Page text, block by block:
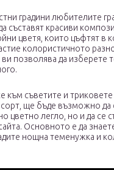
градини любителите
съставят красиви
цветя, които цъфтят в
колористичното
ви позволява да изберете
към съветите и
ще бъде възможно да
цветно легло, но и да се
Основното е да
нощна теменужка и